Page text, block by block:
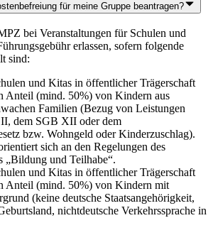
für meine Gruppe beantragen?
bei Veranstaltungen für Schulen und
erlassen, sofern folgende
sind:
und Kitas in öffentlicher Trägerschaft
Anteil (mind. 50%) von Kindern aus
Familien (Bezug von Leistungen
dem SGB XII oder dem
bzw. Wohngeld oder Kinderzuschlag).
sich an den Regelungen des
„Bildung und Teilhabe“.
und Kitas in öffentlicher Trägerschaft
Anteil (mind. 50%) von Kindern mit
(keine deutsche Staatsangehörigkeit,
nichtdeutsche Verkehrssprache in